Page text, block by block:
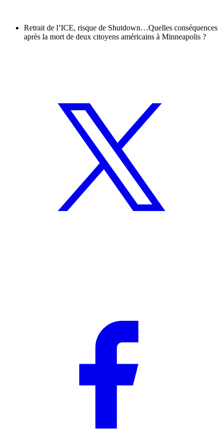
Retrait de l’ICE, risque de Shutdown…Quelles conséquences
après la mort de deux citoyens américains à Minneapolis ?